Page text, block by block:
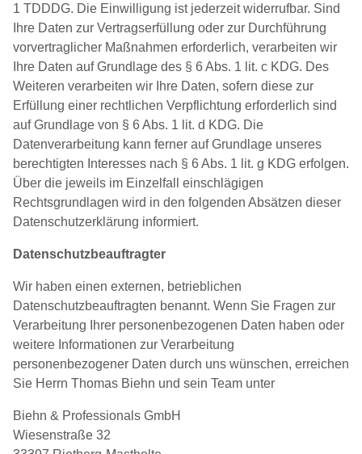
1 TDDDG. Die Einwilligung ist jederzeit widerrufbar. Sind
Ihre Daten zur Vertragserfüllung oder zur Durchführung
vorvertraglicher Maßnahmen erforderlich, verarbeiten wir
Ihre Daten auf Grundlage des § 6 Abs. 1 lit. c KDG. Des
Weiteren verarbeiten wir Ihre Daten, sofern diese zur
Erfüllung einer rechtlichen Verpflichtung erforderlich sind
auf Grundlage von § 6 Abs. 1 lit. d KDG. Die
Datenverarbeitung kann ferner auf Grundlage unseres
berechtigten Interesses nach § 6 Abs. 1 lit. g KDG erfolgen.
Über die jeweils im Einzelfall einschlägigen
Rechtsgrundlagen wird in den folgenden Absätzen dieser
Datenschutzerklärung informiert.
Datenschutz­beauftragter
Wir haben einen externen, betrieblichen
Datenschutzbeauftragten benannt. Wenn Sie Fragen zur
Verarbeitung Ihrer personenbezogenen Daten haben oder
weitere Informationen zur Verarbeitung
personenbezogener Daten durch uns wünschen, erreichen
Sie Herrn Thomas Biehn und sein Team unter
Biehn & Professionals GmbH
Wiesenstraße 32